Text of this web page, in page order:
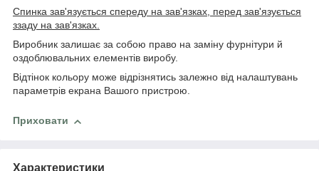
Спинка зав'язується спереду на зав'язках, перед зав'язується
ззаду на зав'язках.
Виробник залишає за собою право на заміну фурнітури й
оздоблювальних елементів виробу.
Відтінок кольору може відрізнятись залежно від налаштувань
параметрів екрана Вашого пристрою.
Приховати
Характеристики